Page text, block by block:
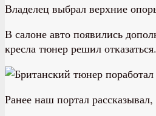
Владелец выбрал верхние
В салоне авто появились
кресла тюнер решил отказаться.
Ранее наш портал